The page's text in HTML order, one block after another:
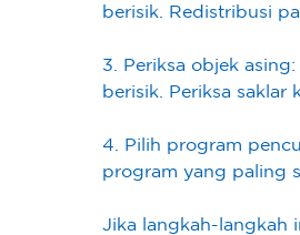
berisik. Redistribusi
3. Periksa objek
berisik. Periksa
4. Pilih program
program yang paling
Jika langkah-langkah